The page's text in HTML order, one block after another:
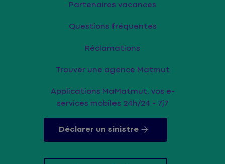
Partenaires vacances
Questions fréquentes
Réclamations
Trouver une agence Matmut
Applications MaMatmut, vos e-
services mobiles 24h/24 - 7j7
Déclarer un sinistre